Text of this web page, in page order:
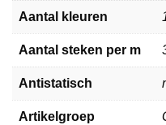
Aantal kleuren
Aantal steken per m
Antistatisch
Artikelgroep